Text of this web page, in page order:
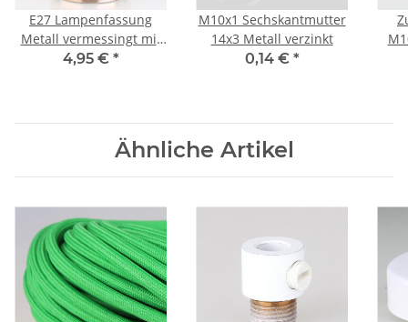
E27 Lampenfassung
Metall vermessingt mit
Gewindemantel und
4,95 € *
M10x1 Sechskantmutter
14x3 Metall verzinkt
0,14 € *
Ähnliche Artikel